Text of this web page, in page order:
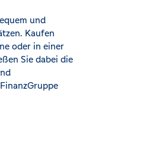
und
Kaufen
oder in einer
Sie dabei die